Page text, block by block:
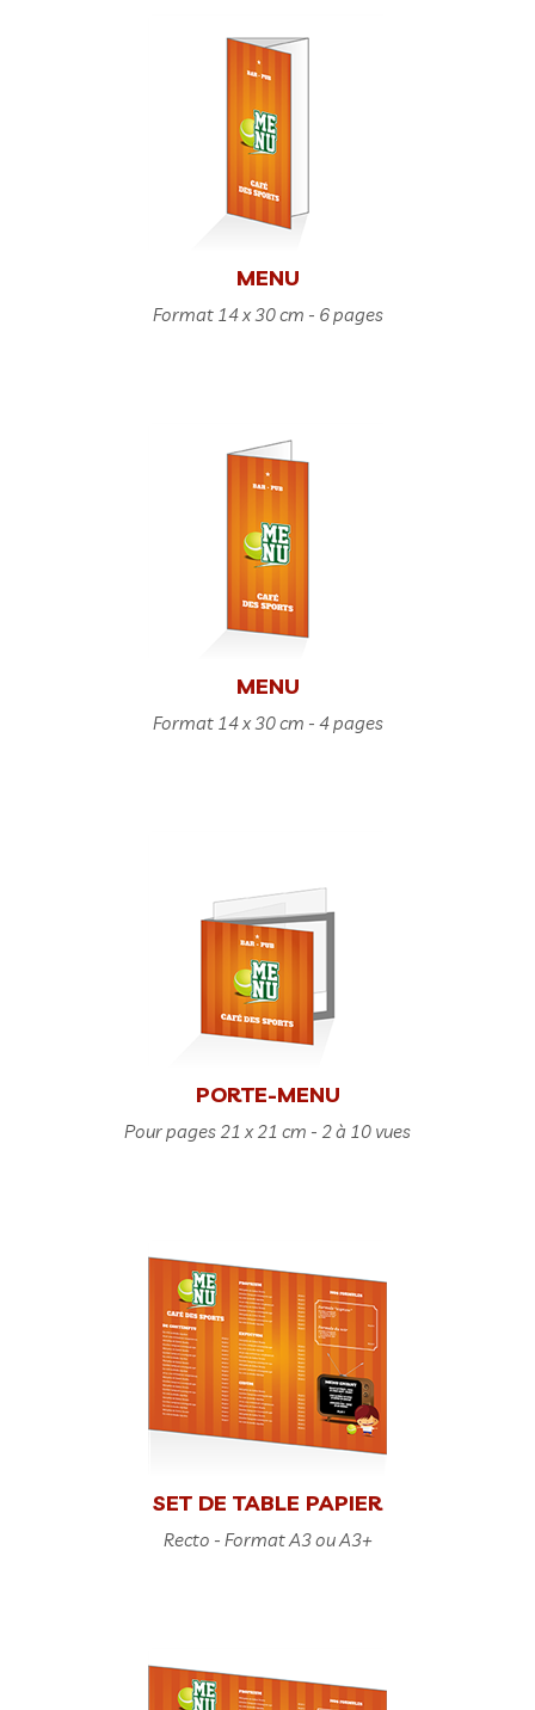
MENU
Format 14 x 30 cm - 6 pages
MENU
Format 14 x 30 cm - 4 pages
PORTE-MENU
Pour pages 21 x 21 cm - 2 à 10 vues
SET DE TABLE PAPIER
Recto - Format A3 ou A3+